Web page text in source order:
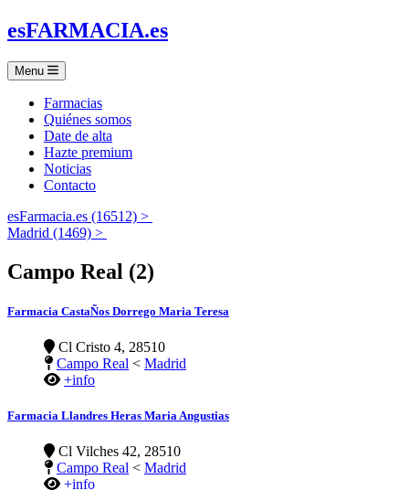
esFARMACIA.es
Menu
Farmacias
Quiénes somos
Date de alta
Hazte premium
Noticias
Contacto
esFarmacia.es (16512) >
Madrid (1469) >
Campo Real (2)
Farmacia CastaÑos Dorrego Maria Teresa
Cl Cristo 4, 28510
Campo Real < Madrid
+info
Farmacia Llandres Heras Maria Angustias
Cl Vilches 42, 28510
Campo Real < Madrid
+info